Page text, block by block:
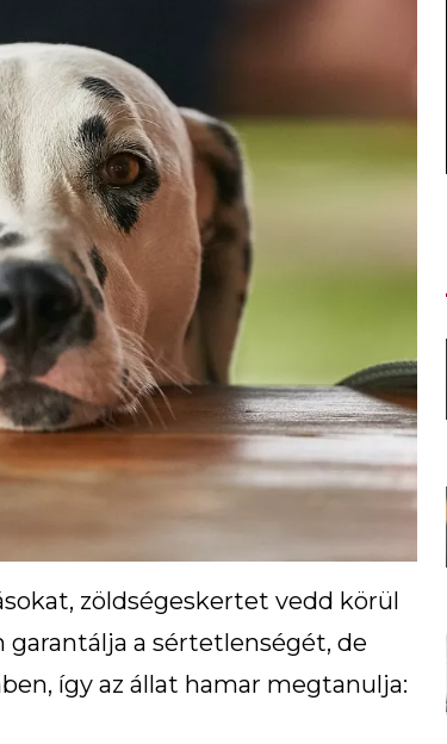
zöldségeskertet vedd körül
a sértetlenségét, de
így az állat hamar megtanulja: